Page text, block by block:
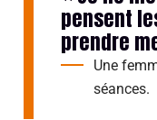
pensent
prendre
Une
séances.